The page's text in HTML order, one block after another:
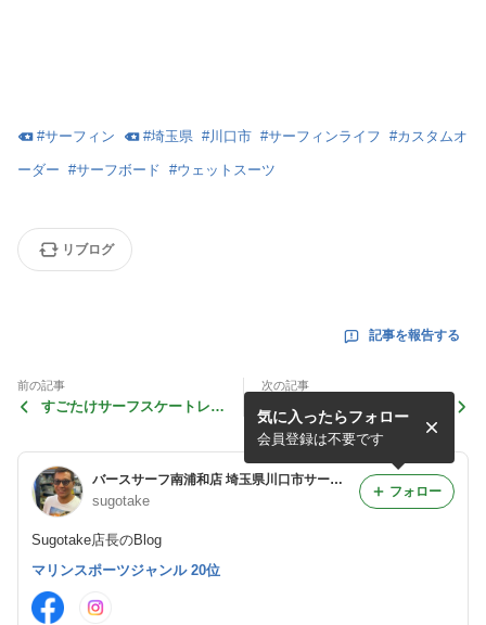
#サーフィン #埼玉県 #川口市 #サーフィンライフ #カスタムオ
ーダー #サーフボード #ウェットスーツ
リブログ
記事を報告する
前の記事
すごたけサーフスケートレッ
次の記事
そうとうなコンディションで
したが・・・汗
バースサーフ南浦和店 埼玉県川口市サーフショップ
sugotake
Sugotake店長のBlog
気に入ったらフォロー
会員登録は不要です
フォロー
マリンスポーツジャンル 20位